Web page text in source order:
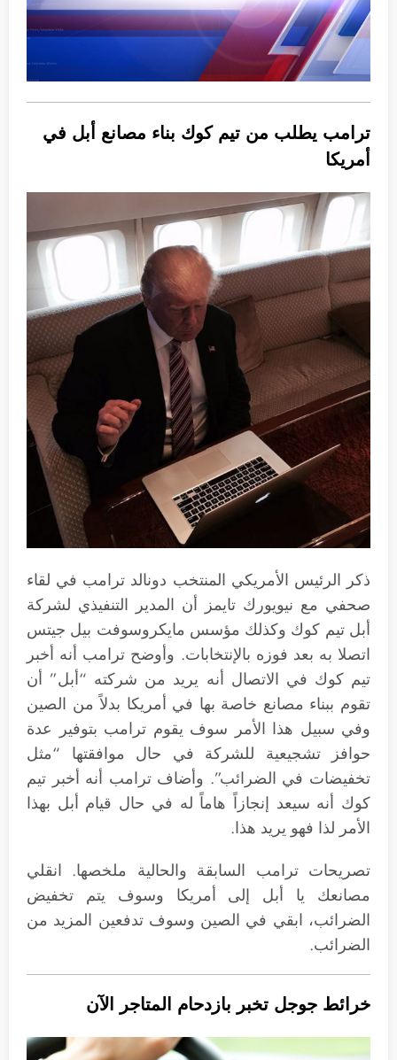
ترامب يطلب من تيم كوك بناء مصانع أبل في
أمريكا
ذكر الرئيس الأمريكي المنتخب دونالد ترامب في لقاء
صحفي مع نيويورك تايمز أن المدير التنفيذي لشركة
أبل تيم كوك وكذلك مؤسس مايكروسوفت بيل جيتس
اتصلا به بعد فوزه بالإنتخابات. وأوضح ترامب أنه أخبر
تيم كوك في الاتصال أنه يريد من شركته “أبل” أن
تقوم ببناء مصانع خاصة بها في أمريكا بدلاً من الصين
وفي سبيل هذا الأمر سوف يقوم ترامب بتوفير عدة
حوافز تشجيعية للشركة في حال موافقتها “مثل
تخفيضات في الضرائب”. وأضاف ترامب أنه أخبر تيم
كوك أنه سيعد إنجازاً هاماً له في حال قيام أبل بهذا
الأمر لذا فهو يريد هذا.
تصريحات ترامب السابقة والحالية ملخصها. انقلي
مصانعك يا أبل إلى أمريكا وسوف يتم تخفيض
الضرائب، ابقي في الصين وسوف تدفعين المزيد من
الضرائب.
خرائط جوجل تخبر بازدحام المتاجر الآن